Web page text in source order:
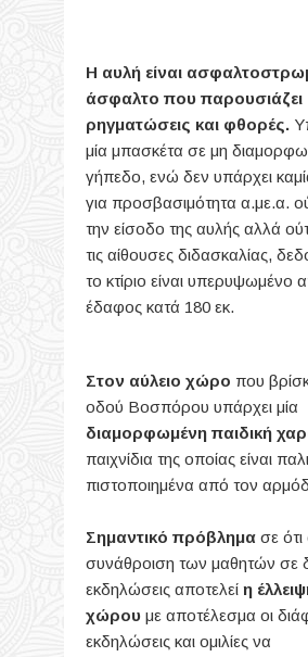
Η αυλή είναι
άσφαλτο που παρουσιάζει
ρηγματώσεις και φθορές.
μία μπασκέτα σε μη
γήπεδο, ενώ δεν υπάρχει
για προσβασιμότητα α.με.α.
την είσοδο της αυλής αλλά
τις αίθουσες διδασκαλίας,
το κτίριο είναι υπερυψωμένο
έδαφος κατά 180 εκ.
Στον αύλειο χώρο που
οδού Βοσπόρου υπάρχει μία
διαμορφωμένη παιδική
παιχνίδια της οποίας είναι
πιστοποιημένα από τον
Σημαντικό πρόβλημα σε
συνάθροιση των μαθητών σε
εκδηλώσεις αποτελεί η
χώρου με αποτέλεσμα οι
εκδηλώσεις και ομιλίες να